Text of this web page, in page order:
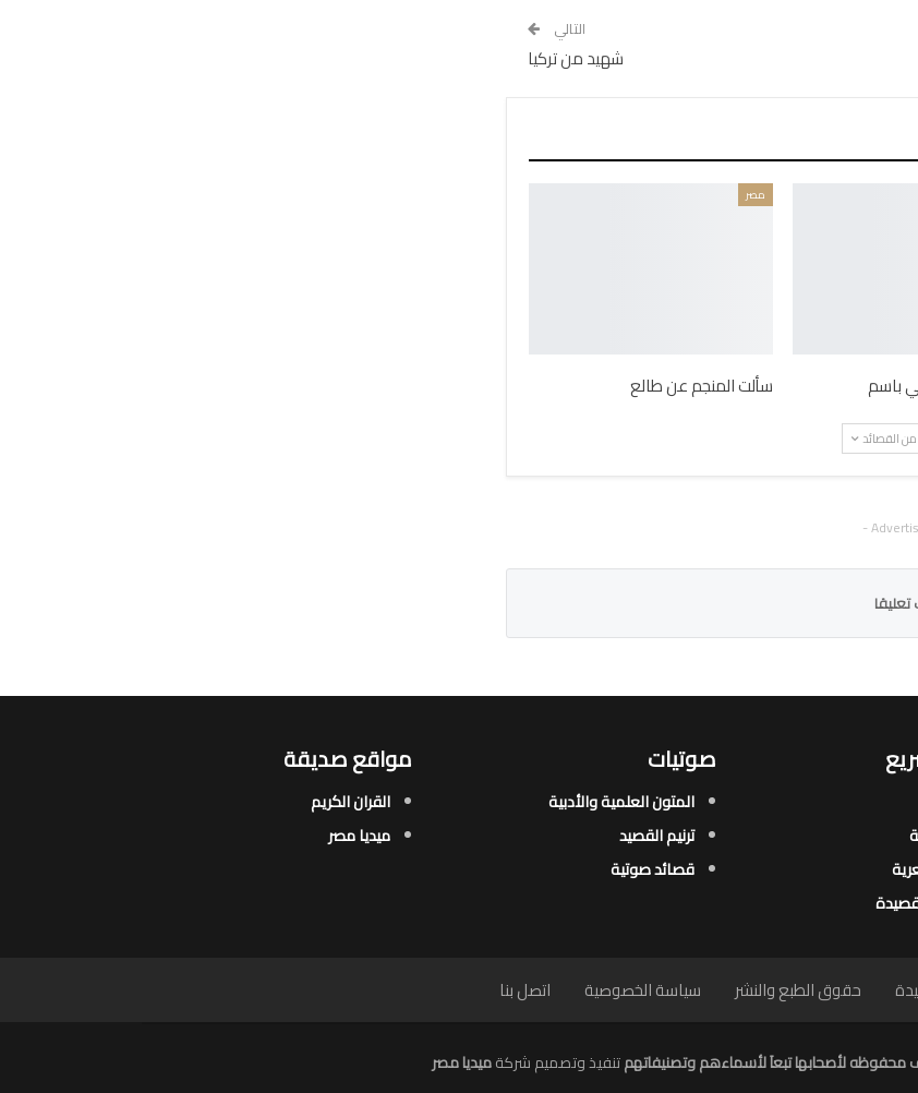
التالي
شهيد من تركيا
باسم
مصر
سألت المنجم عن طالع
القصائد
-
تعليقا
صوتيات
المتون العلمية والأدبية
ترنيم القصيد
قصائد صوتية
مواقع صديقة
القران الكريم
ميديا مصر
حقوق الطبع والنشر سياسة الخصوصية اتصل بنا
محفوظه لأصحابها تبعاَ لأسماءهم وتصنيفاتهمتنفيذ وتصميم شركةميديا مصر